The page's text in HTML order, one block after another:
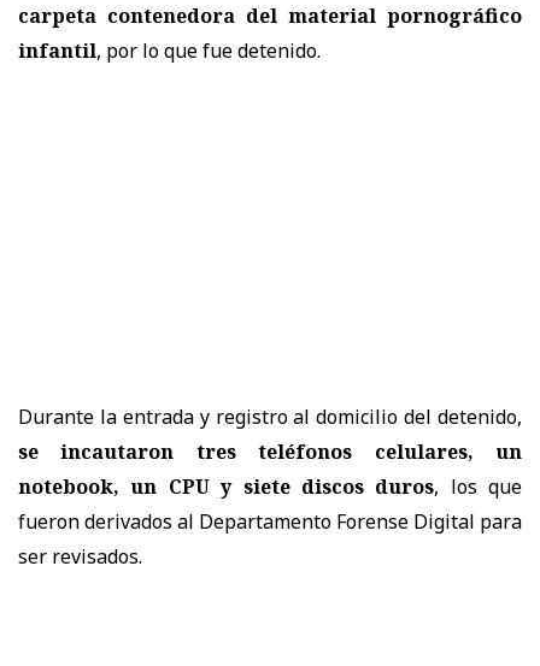
carpeta contenedora del material pornográfico
infantil, por lo que fue detenido.
Durante la entrada y registro al domicilio del detenido,
se incautaron tres teléfonos celulares, un
notebook, un CPU y siete discos duros, los que
fueron derivados al Departamento Forense Digital para
ser revisados.